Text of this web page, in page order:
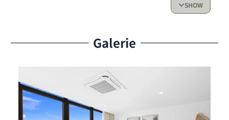
Cuisine entièrement équipée avec réfrigérateur,
facilement.
Espace de vie & Accès extérieur :
Séjour lumineux et spacieux
Balcon privé avec vue spectaculaire sur le lagon,
parfait pour se détendre ou savourer un café le
matin
SHOW
Galerie